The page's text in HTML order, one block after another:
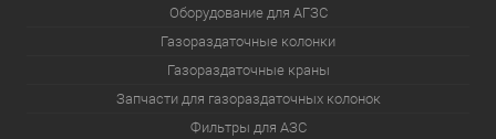
Оборудование для АГЗС
Газораздаточные колонки
Газораздаточные краны
Запчасти для газораздаточных колонок
Фильтры для АЗС